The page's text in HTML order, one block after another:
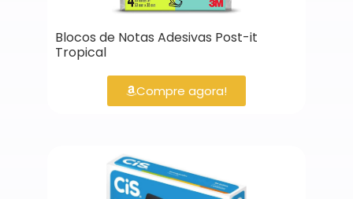
Blocos de Notas Adesivas Post-it
Tropical
Compre agora!